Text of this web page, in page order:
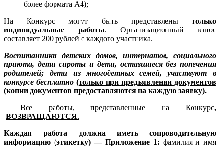
более формата А4);
На Конкурс могут быть представлены только
индивидуальные работы. Организационный взнос
составляет 200 рублей с каждого участника.
Воспитанники детских домов, интернатов, социального
приюта, дети сироты и дети, оставшиеся без попечения
родителей; дети из многодетных семей, участвуют в
конкурсе бесплатно (только при предъявлении документов
(копии документов предоставляются на каждую заявку).
Все работы, представленные на Конкурс,
ВОЗВРАЩАЮТСЯ.
Каждая работа должна иметь сопроводительную
информацию (этикетку) — Приложение 1: фамилия и имя